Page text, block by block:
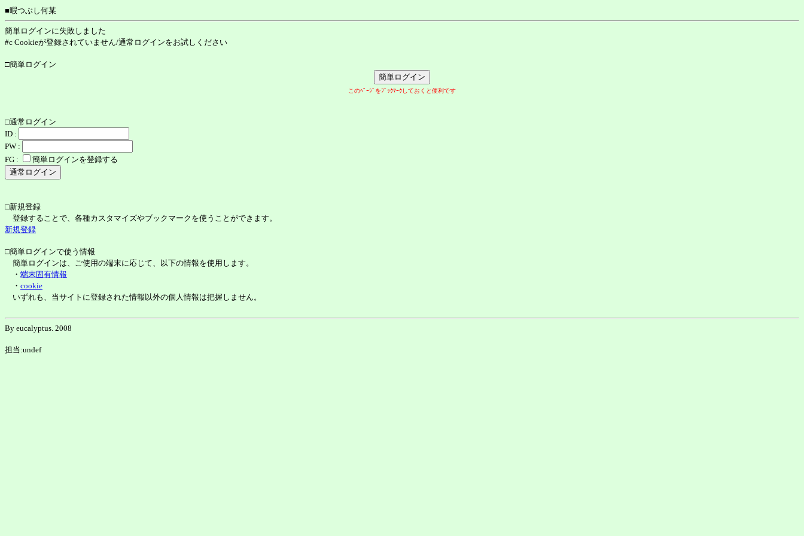
■暇つぶし何某
簡単ログインに失敗しました
#c Cookieが登録されていません/通常ログインをお試しください
□簡単ログイン
このﾍﾟｰｼﾞをﾌﾞｯｸﾏｰｸしておくと便利です
□通常ログイン
ID :
PW :
FG :
簡単ログインを登録する
□新規登録
登録することで、各種カスタマイズやブックマークを使うことができます。
新規登録
□簡単ログインで使う情報
簡単ログインは、ご使用の端末に応じて、以下の情報を使用します。
・ 端末固有情報
・ cookie
いずれも、当サイトに登録された情報以外の個人情報は把握しません。
By eucalyptus. 2008
担当:undef